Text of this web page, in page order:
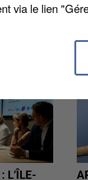
L’ÎLE-
via le lien